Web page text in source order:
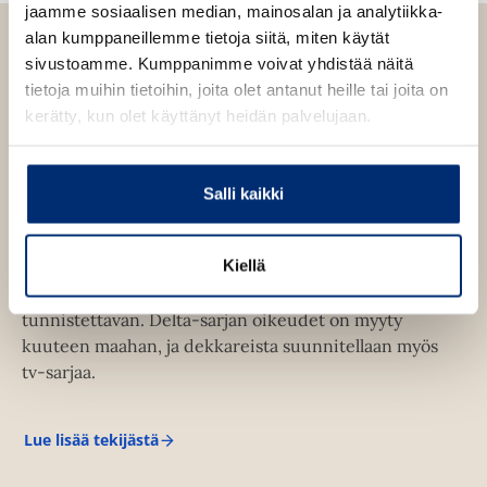
jaamme sosiaalisen median, mainosalan ja analytiikka-
alan kumppaneillemme tietoja siitä, miten käytät
sivustoamme. Kumppanimme voivat yhdistää näitä
tietoja muihin tietoihin, joita olet antanut heille tai joita on
kerätty, kun olet käyttänyt heidän palvelujaan.
Salli kaikki
Kiellä
t
e
e
n
e
h
t
e
e
Arttu Tuominen
Arttu Tuominen
molemmille puolille vahvan äänen, inhimillisen ja
tunnistettavan. Delta-sarjan oikeudet on myyty
kuuteen maahan, ja dekkareista suunnitellaan myös
tv-sarjaa.
Lue lisää tekijästä
A